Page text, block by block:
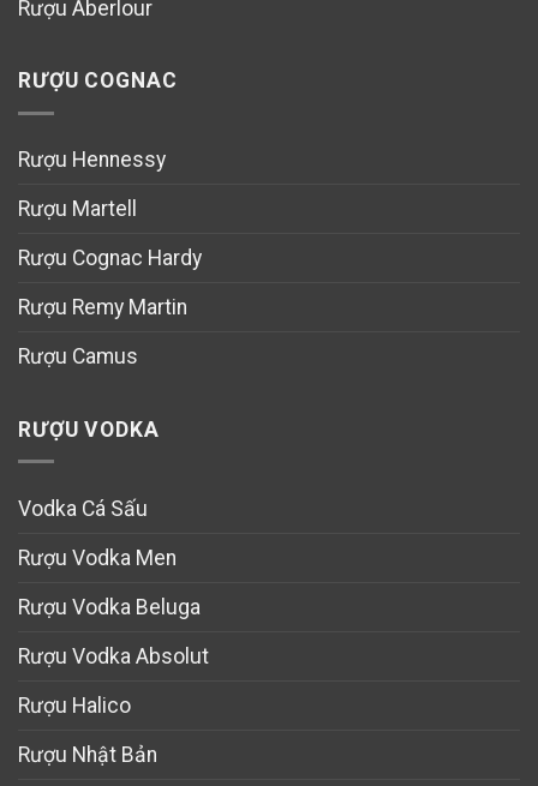
Rượu Aberlour
RƯỢU COGNAC
Rượu Hennessy
Rượu Martell
Rượu Cognac Hardy
Rượu Remy Martin
Rượu Camus
RƯỢU VODKA
Vodka Cá Sấu
Rượu Vodka Men
Rượu Vodka Beluga
Rượu Vodka Absolut
Rượu Halico
Rượu Nhật Bản